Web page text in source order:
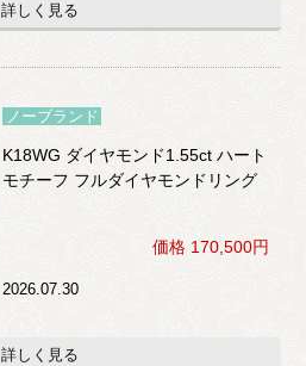
詳しく見る
ノーブランド
K18WG ダイヤモンド1.55ct ハート
モチーフ フルダイヤモンドリング
価格 170,500円
2026.07.30
詳しく見る